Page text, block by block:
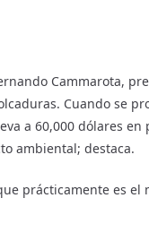
Cammarota,
Cuando se
a 60,000 dólares en
ambiental; destaca.
prácticamente es el